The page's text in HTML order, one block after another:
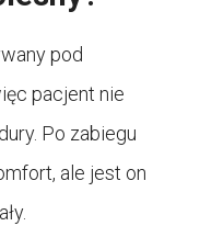
pod
pacjent nie
Po zabiegu
ale jest on